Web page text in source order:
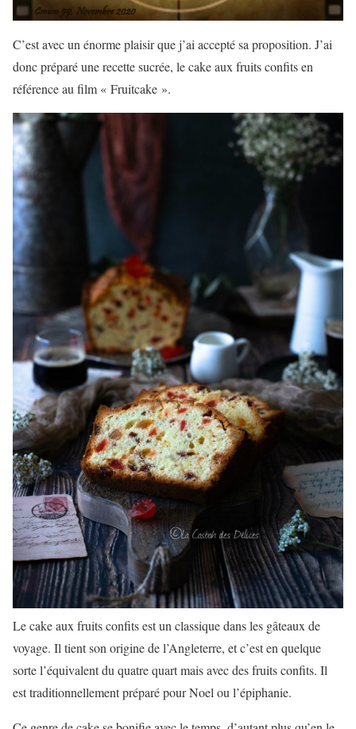
C’est avec un énorme plaisir que j’ai accepté sa proposition. J’ai
donc préparé une recette sucrée, le cake aux fruits confits en
référence au film « Fruitcake ».
Le cake aux fruits confits est un classique dans les gâteaux de
voyage. Il tient son origine de l’Angleterre, et c’est en quelque
sorte l’équivalent du quatre quart mais avec des fruits confits. Il
est traditionnellement préparé pour Noel ou l’épiphanie.